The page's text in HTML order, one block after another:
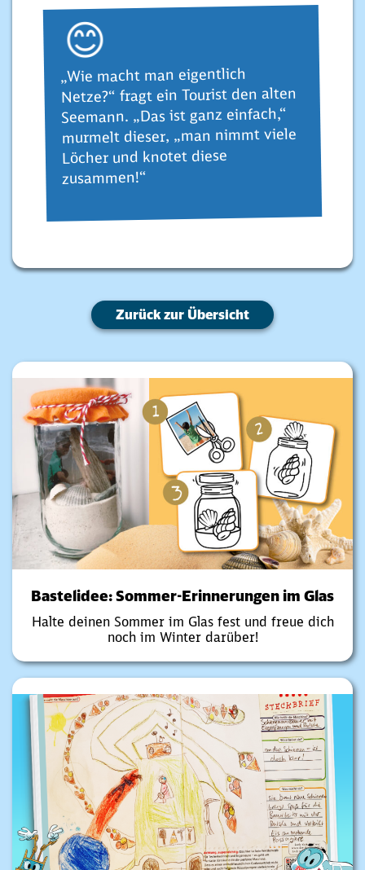
😊
„Wie macht man eigentlich
Netze?“ fragt ein Tourist den alten
Seemann. „Das ist ganz einfach,“
murmelt dieser, „man nimmt viele
Löcher und knotet diese
zusammen!“
Zurück zur Übersicht
Bastelidee: Sommer-Erinnerungen im Glas
Halte deinen Sommer im Glas fest und freue dich
noch im Winter darüber!